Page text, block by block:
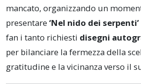
mancato, organizzando un
presentare‘Nel nido dei serpenti’
fan i tanto richiesti disegni
per bilanciare la fermezza della
gratitudine e la vicinanza verso il